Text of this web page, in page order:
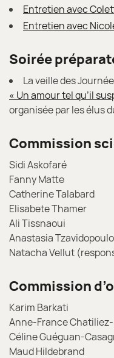
Entretien avec
Entretien avec
Soirée
La veille des
« Un amour tel qu’il
organisée par les élus
Commission
Sidi Askofaré
Fanny Matte
Catherine Talabard
Elisabete Thamer
Ali Tissnaoui
Anastasia
Natacha Vellut
Commission
Karim Barkati
Anne-France
Céline Guéguan-
Maud Hildebrand